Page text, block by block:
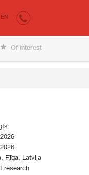
EN
Of interest
Rīga, Latvija
research